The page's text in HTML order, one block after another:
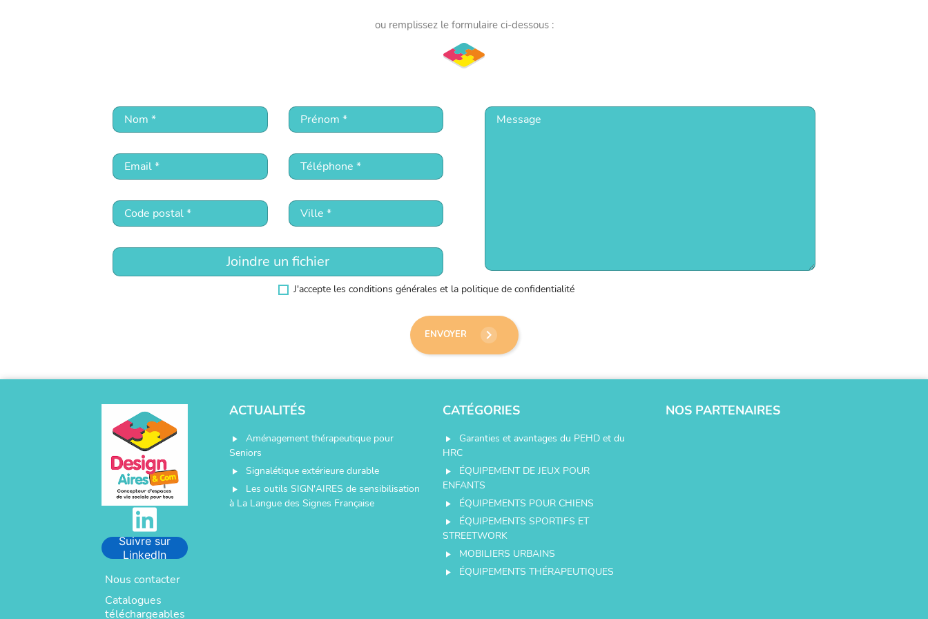
ou remplissez le formulaire ci-dessous :
Joindre un fichier
J'accepte les conditions générales et la politique de confidentialité
ENVOYER keyboard_arrow_right
Suivre sur
LinkedIn
Nous contacter
Catalogues
téléchargeables
ACTUALITÉS
play_arrow
Aménagement thérapeutique pour
Seniors
play_arrow Signalétique extérieure durable
play_arrow
Les outils SIGN'AIRES de sensibilisation
à La Langue des Signes Française
CATÉGORIES
play_arrow
Garanties et avantages du PEHD et du
HRC
play_arrow
ÉQUIPEMENT DE JEUX POUR
ENFANTS
play_arrow ÉQUIPEMENTS POUR CHIENS
play_arrow
ÉQUIPEMENTS SPORTIFS ET
STREETWORK
play_arrow MOBILIERS URBAINS
play_arrow ÉQUIPEMENTS THÉRAPEUTIQUES
NOS PARTENAIRES